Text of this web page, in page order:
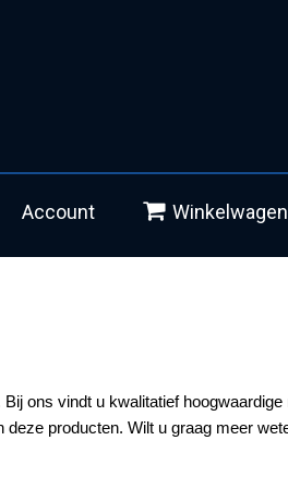
Account Winkelwagen
ons vindt u kwalitatief hoogwaardige
producten. Wilt u graag meer